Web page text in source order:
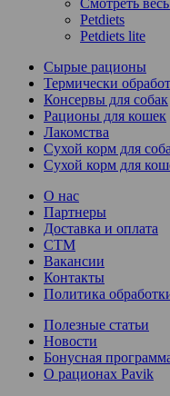
Смотреть
Petdiets
Petdiets lite
Сырые рационы
Термически
Консервы для собак
Рационы для кошек
Лакомства
Сухой корм для
Сухой корм для
О нас
Партнеры
Доставка и оплата
СТМ
Вакансии
Контакты
Политика
Полезные статьи
Новости
Бонусная
О рационах Pavik